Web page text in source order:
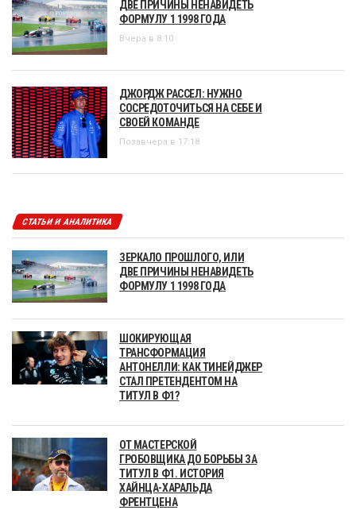
ДВЕ ПРИЧИНЫ НЕНАВИДЕТЬ
ФОРМУЛУ 1 1998 ГОДА
Вчера в 8:10
ДЖОРДЖ РАССЕЛ: НУЖНО
СОСРЕДОТОЧИТЬСЯ НА СЕБЕ И
СВОЕЙ КОМАНДЕ
Позавчера в 17:18
СТАТЬИ И АНАЛИТИКА
ЗЕРКАЛО ПРОШЛОГО, ИЛИ
ДВЕ ПРИЧИНЫ НЕНАВИДЕТЬ
ФОРМУЛУ 1 1998 ГОДА
ШОКИРУЮЩАЯ
ТРАНСФОРМАЦИЯ
АНТОНЕЛЛИ: КАК ТИНЕЙДЖЕР
СТАЛ ПРЕТЕНДЕНТОМ НА
ТИТУЛ В Ф1?
ОТ МАСТЕРСКОЙ
ГРОБОВЩИКА ДО БОРЬБЫ ЗА
ТИТУЛ В Ф1. ИСТОРИЯ
ХАЙНЦА-ХАРАЛЬДА
ФРЕНТЦЕНА